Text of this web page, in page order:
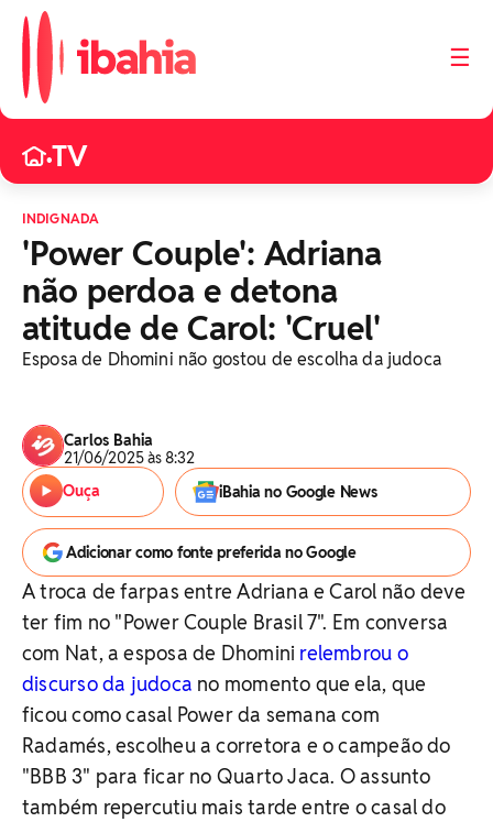
☰
•TV
INDIGNADA
'Power Couple': Adriana
não perdoa e detona
atitude de Carol: 'Cruel'
Esposa de Dhomini não gostou de escolha da judoca
Carlos Bahia
21/06/2025 às 8:32
Ouça
iBahia no Google News
Adicionar como fonte preferida no Google
A troca de farpas entre Adriana e Carol não deve
ter fim no "Power Couple Brasil 7". Em conversa
com Nat, a esposa de Dhomini relembrou o
discurso da judoca no momento que ela, que
ficou como casal Power da semana com
Radamés, escolheu a corretora e o campeão do
"BBB 3" para ficar no Quarto Jaca. O assunto
também repercutiu mais tarde entre o casal do